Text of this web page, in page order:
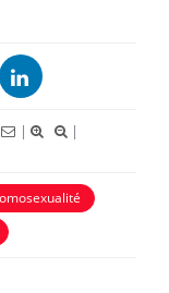
|
|